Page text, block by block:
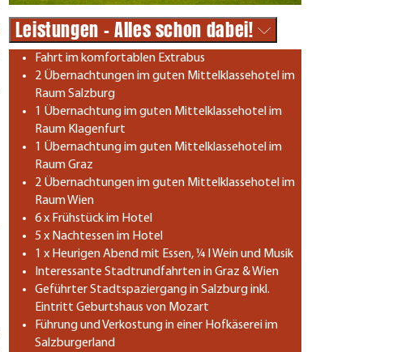
Leistungen - Alles schon dabei!
Fahrt im komfortablen Extrabus
2 Übernachtungen im guten Mittelklassehotel im
Raum Salzburg
1 Übernachtung im guten Mittelklassehotel im
Raum Klagenfurt
1 Übernachtung im guten Mittelklassehotel im
Raum Graz
2 Übernachtungen im guten Mittelklassehotel im
Raum Wien
6 x Frühstück im Hotel
5 x Nachtessen im Hotel
1 x Heurigen Abend mit Essen, ¼ l Wein und Musik
Interessante Stadtrundfahrten in Graz & Wien
Geführter Stadtspaziergang in Salzburg inkl.
Eintritt Geburtshaus von Mozart
Führung und Verkostung in einer Hofkäserei im
Salzburgerland